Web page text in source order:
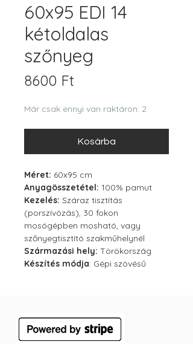
60x95 EDI 14
kétoldalas
szőnyeg
8600 FtÁr
Már csak ennyi van raktáron: 2
Kosárba
Méret: 60x95 cm
Anyagösszetétel: 100% pamut
Kezelés: Száraz tisztítás
(porszívózás), 30 fokon
mosógépben mosható, vagy
szőnyegtisztító szakműhelynél
Származási hely: Törökország
Készítés módja: Gépi szövésű